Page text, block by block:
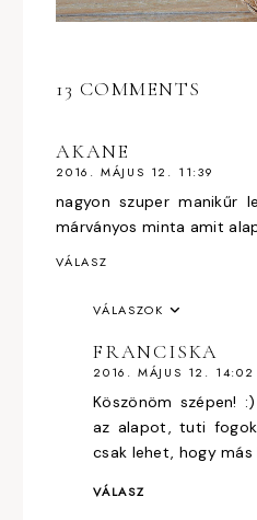
13 COMMENTS
AKANE
2016. MÁJUS 12. 11:39
nagyon szuper manikűr
márványos minta amit
VÁLASZ
VÁLASZOK
FRANCISKA
2016. MÁJUS 12. 14:02
Köszönöm szépen!
az alapot, tuti
csak lehet, hogy más
VÁLASZ